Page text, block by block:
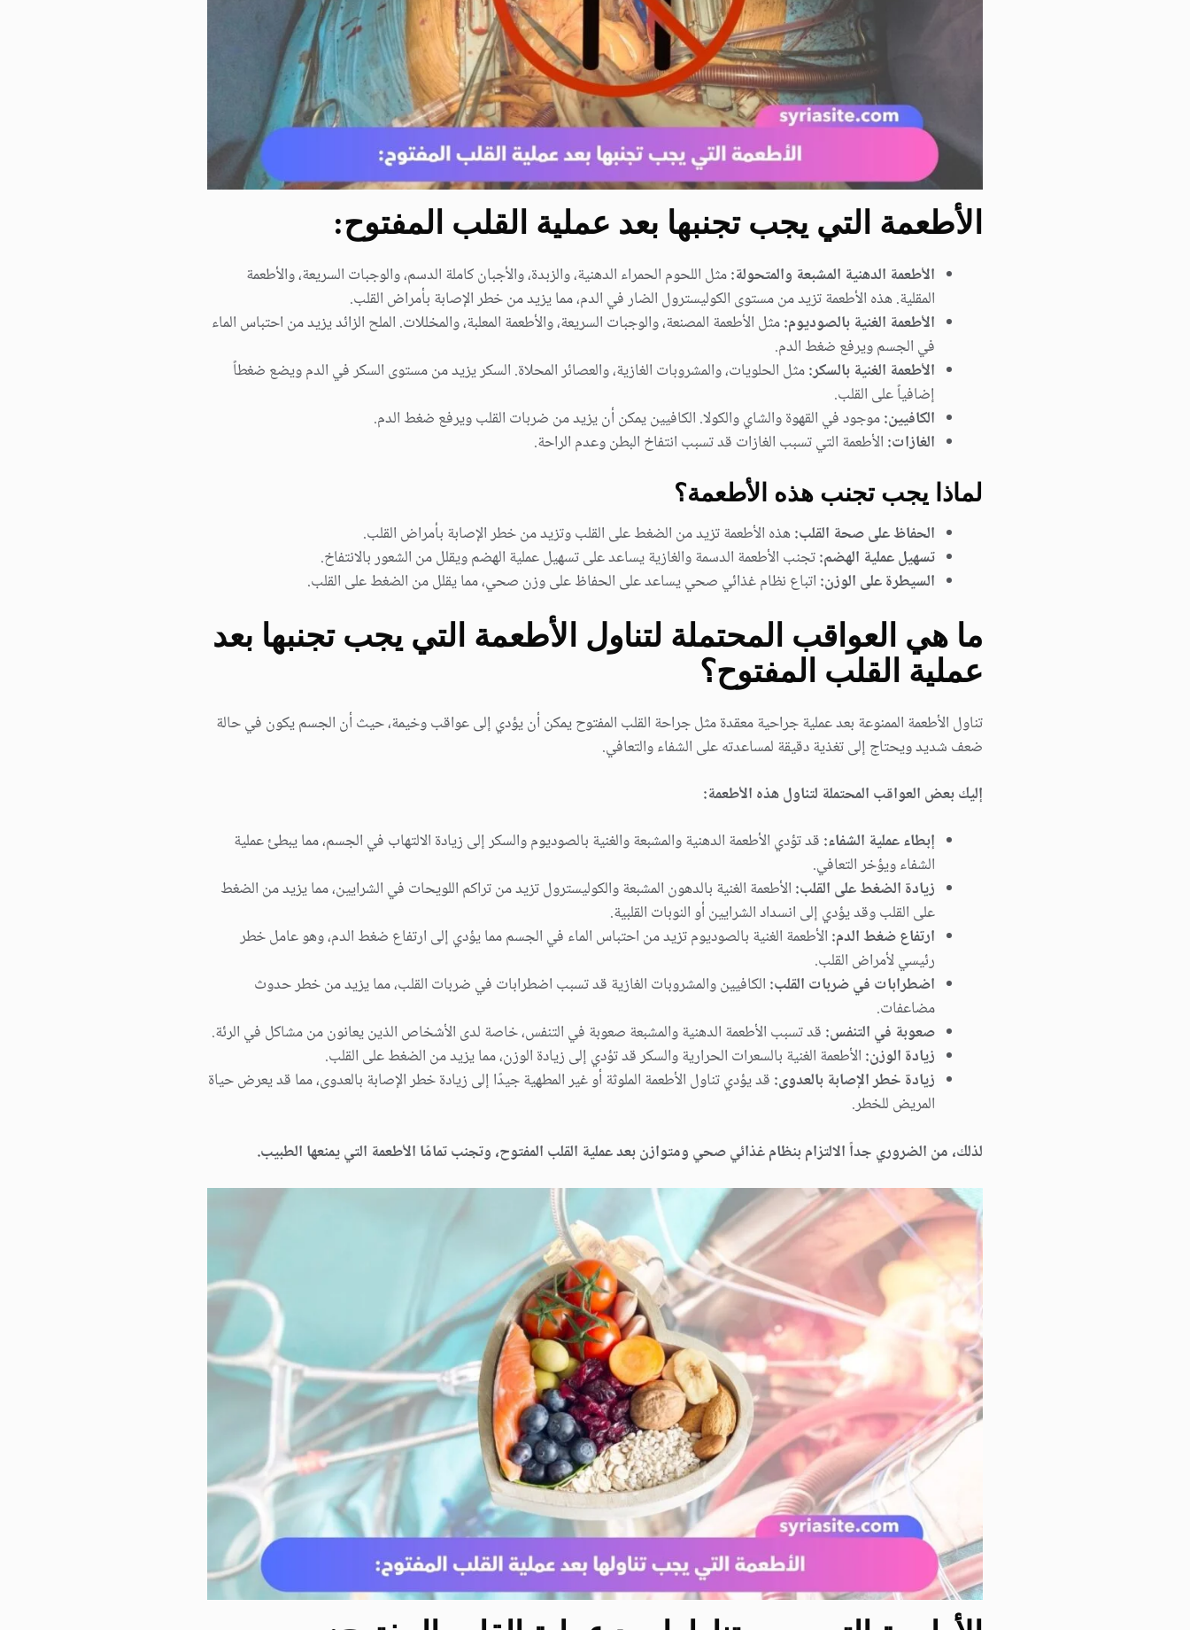
الأطعمة التي يجب تجنبها بعد عملية القلب المفتوح:
الأطعمة الدهنية المشبعة والمتحولة:مثل اللحوم الحمراء الدهنية، والزبدة، والأجبان كاملة الدسم، والوجبات السريعة، والأطعمة
المقلية. هذه الأطعمة تزيد من مستوى الكوليسترول الضار في الدم، مما يزيد من خطر الإصابة بأمراض القلب.
الأطعمة الغنية بالصوديوم:مثل الأطعمة المصنعة، والوجبات السريعة، والأطعمة المعلبة، والمخللات. الملح الزائد يزيد من احتباس الماء
في الجسم ويرفع ضغط الدم.
الأطعمة الغنية بالسكر:مثل الحلويات، والمشروبات الغازية، والعصائر المحلاة. السكر يزيد من مستوى السكر في الدم ويضع ضغطاً
إضافياً على القلب.
الكافيين:موجود في القهوة والشاي والكولا. الكافيين يمكن أن يزيد من ضربات القلب ويرفع ضغط الدم.
الغازات: الأطعمة التي تسبب الغازات قد تسبب انتفاخ البطن وعدم الراحة.
لماذا يجب تجنب هذه الأطعمة؟
الحفاظ على صحة القلب:هذه الأطعمة تزيد من الضغط على القلب وتزيد من خطر الإصابة بأمراض القلب.
تسهيل عملية الهضم:تجنب الأطعمة الدسمة والغازية يساعد على تسهيل عملية الهضم ويقلل من الشعور بالانتفاخ.
السيطرة على الوزن: اتباع نظام غذائي صحي يساعد على الحفاظ على وزن صحي، مما يقلل من الضغط على القلب.
ما هي العواقب المحتملة لتناول الأطعمة التي يجب تجنبها بعد
عملية القلب المفتوح؟
تناول الأطعمة الممنوعة بعد عملية جراحية معقدة مثل جراحة القلب المفتوح يمكن أن يؤدي إلى عواقب وخيمة، حيث أن الجسم يكون في حالة
ضعف شديد ويحتاج إلى تغذية دقيقة لمساعدته على الشفاء والتعافي.
إليك بعض العواقب المحتملة لتناول هذه الأطعمة:
إبطاء عملية الشفاء: قد تؤدي الأطعمة الدهنية والمشبعة والغنية بالصوديوم والسكر إلى زيادة الالتهاب في الجسم، مما يبطئ عملية
الشفاء ويؤخر التعافي.
زيادة الضغط على القلب: الأطعمة الغنية بالدهون المشبعة والكوليسترول تزيد من تراكم اللويحات في الشرايين، مما يزيد من الضغط
على القلب وقد يؤدي إلى انسداد الشرايين أو النوبات القلبية.
ارتفاع ضغط الدم: الأطعمة الغنية بالصوديوم تزيد من احتباس الماء في الجسم مما يؤدي إلى ارتفاع ضغط الدم، وهو عامل خطر
رئيسي لأمراض القلب.
اضطرابات في ضربات القلب: الكافيين والمشروبات الغازية قد تسبب اضطرابات في ضربات القلب، مما يزيد من خطر حدوث
مضاعفات.
صعوبة في التنفس: قد تسبب الأطعمة الدهنية والمشبعة صعوبة في التنفس، خاصة لدى الأشخاص الذين يعانون من مشاكل في الرئة.
زيادة الوزن: الأطعمة الغنية بالسعرات الحرارية والسكر قد تؤدي إلى زيادة الوزن، مما يزيد من الضغط على القلب.
زيادة خطر الإصابة بالعدوى: قد يؤدي تناول الأطعمة الملوثة أو غير المطهية جيدًا إلى زيادة خطر الإصابة بالعدوى، مما قد يعرض حياة
المريض للخطر.
لذلك، من الضروري جداً الالتزام بنظام غذائي صحي ومتوازن بعد عملية القلب المفتوح، وتجنب تمامًا الأطعمة التي يمنعها الطبيب.